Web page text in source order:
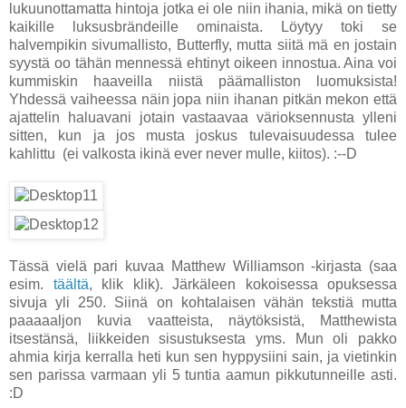
lukuunottamatta hintoja jotka ei ole niin ihania, mikä on tietty
kaikille luksusbrändeille ominaista. Löytyy toki se
halvempikin sivumallisto, Butterfly, mutta siitä mä en jostain
syystä oo tähän mennessä ehtinyt oikeen innostua. Aina voi
kummiskin haaveilla niistä päämalliston luomuksista!
Yhdessä vaiheessa näin jopa niin ihanan pitkän mekon että
ajattelin haluavani jotain vastaavaa värioksennusta ylleni
sitten, kun ja jos musta joskus tulevaisuudessa tulee
kahlittu (ei valkosta ikinä ever never mulle, kiitos). :--D
Tässä vielä pari kuvaa Matthew Williamson -kirjasta (saa
esim. täältä, klik klik). Järkäleen kokoisessa opuksessa
sivuja yli 250. Siinä on kohtalaisen vähän tekstiä mutta
paaaaaljon kuvia vaatteista, näytöksistä, Matthewista
itsestänsä, liikkeiden sisustuksesta yms. Mun oli pakko
ahmia kirja kerralla heti kun sen hyppysiini sain, ja vietinkin
sen parissa varmaan yli 5 tuntia aamun pikkutunneille asti.
:D